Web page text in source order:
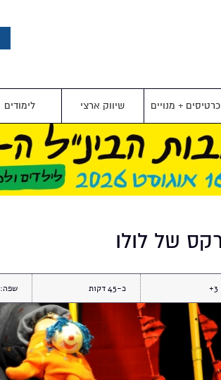
כרטיסים + מנויים שיווק ארצי לימודים
של לולו
3+ כ-45 שפה: